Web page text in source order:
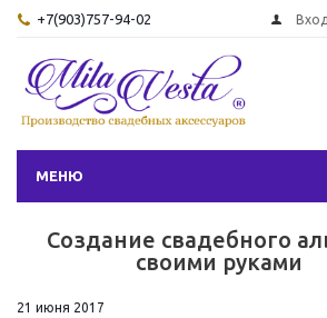
+7(903)757-94-02 Вход
МЕНЮ
Создание свадебного
своими руками
21 июня 2017